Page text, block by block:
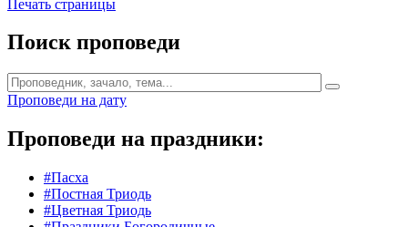
Печать страницы
Поиск проповеди
Проповеди на дату
Проповеди на праздники:
#Пасха
#Постная Триодь
#Цветная Триодь